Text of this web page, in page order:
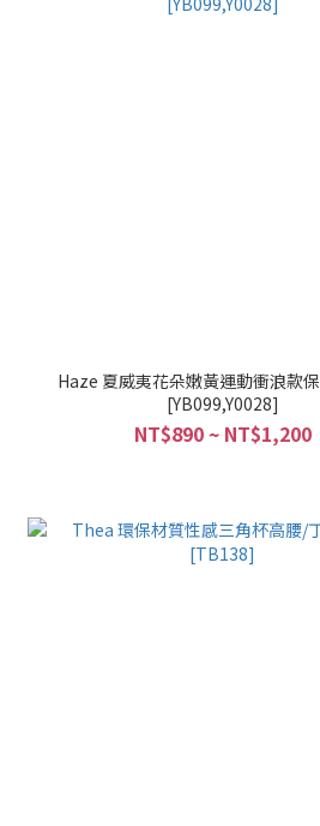
Haze 夏威夷花朵嫩黃運動衝浪款
[YB099,Y0028]
NT$890 ~ NT$1,200